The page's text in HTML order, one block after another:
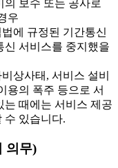
의 보수 또는 공사로
우
에 규정된 기간통신
신 서비스를 중지했을
상사태, 서비스 설비
용의 폭주 등으로 서
는 때에는 서비스 제공
수 있습니다.
의무)